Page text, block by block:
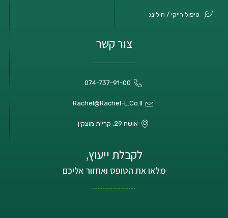
טיפול רייקי / הילינג
צור קשר
074-737-91-00
Rachel@rachel-L.co.il
אושה 29, קריית מוצקין
לקבלת ייעוץ,
מלאו את הטופס ואחזור אליכם